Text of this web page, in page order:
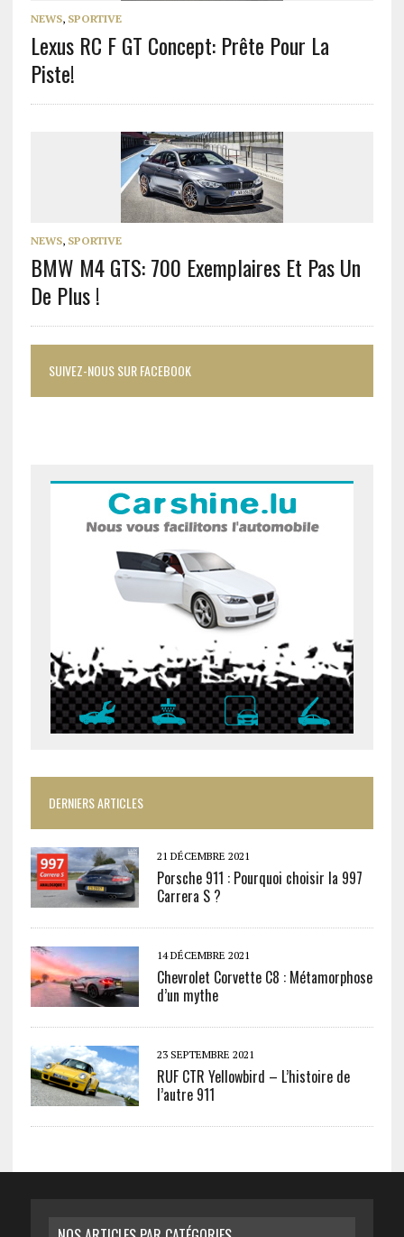
NEWS, SPORTIVE
Lexus RC F GT Concept: Prête Pour La
Piste!
NEWS, SPORTIVE
BMW M4 GTS: 700 Exemplaires Et Pas Un
De Plus !
SUIVEZ-NOUS SUR FACEBOOK
DERNIERS ARTICLES
21 DÉCEMBRE 2021
Porsche 911 : Pourquoi choisir la 997
Carrera S ?
14 DÉCEMBRE 2021
Chevrolet Corvette C8 : Métamorphose
d’un mythe
23 SEPTEMBRE 2021
RUF CTR Yellowbird – L’histoire de
l’autre 911